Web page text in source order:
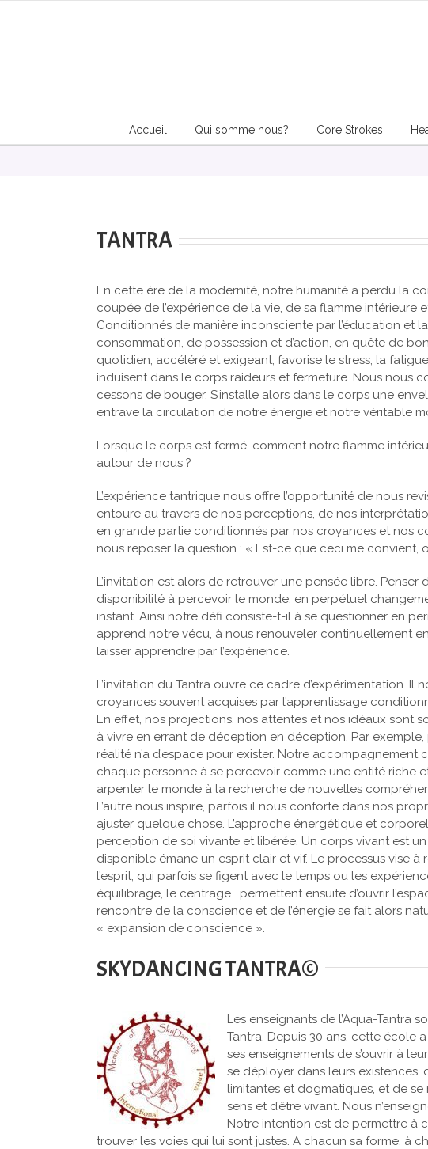
Accueil Qui somme nous? Core Strokes
TANTRA
En cette ère de la modernité, notre humanité a perdu la
coupée de l’expérience de la vie, de sa flamme intérieure
Conditionnés de manière inconsciente par l’éducation et
consommation, de possession et d’action, en quête de
quotidien, accéléré et exigeant, favorise le stress, la
induisent dans le corps raideurs et fermeture. Nous nous
cessons de bouger. S’installe alors dans le corps une
entrave la circulation de notre énergie et notre véritable
Lorsque le corps est fermé, comment notre flamme
autour de nous ?
L’expérience tantrique nous offre l’opportunité de nous
entoure au travers de nos perceptions, de nos
en grande partie conditionnés par nos croyances et nos
nous reposer la question : « Est-ce que ceci me convient,
L’invitation est alors de retrouver une pensée libre.
disponibilité à percevoir le monde, en perpétuel
instant. Ainsi notre défi consiste-t-il à se questionner en
apprend notre vécu, à nous renouveler continuellement
laisser apprendre par l’expérience.
L’invitation du Tantra ouvre ce cadre d’expérimentation. Il
croyances souvent acquises par l’apprentissage
En effet, nos projections, nos attentes et nos idéaux sont
à vivre en errant de déception en déception. Par
réalité n’a d’espace pour exister. Notre
chaque personne à se percevoir comme une entité riche
arpenter le monde à la recherche de nouvelles
L’autre nous inspire, parfois il nous conforte dans nos
ajuster quelque chose. L’approche énergétique et
perception de soi vivante et libérée. Un corps vivant est
disponible émane un esprit clair et vif. Le processus vise
l’esprit, qui parfois se figent avec le temps ou les
équilibrage, le centrage… permettent ensuite d’ouvrir
rencontre de la conscience et de l’énergie se fait alors
« expansion de conscience ».
SKYDANCING TANTRA©
Les enseignants de l’Aqua-Tantra
Tantra. Depuis 30 ans, cette école
ses enseignements de s’ouvrir à
se déployer dans leurs
limitantes et dogmatiques, et de
sens et d’être vivant. Nous
Notre intention est de permettre à
trouver les voies qui lui sont justes. A chacun sa forme, à